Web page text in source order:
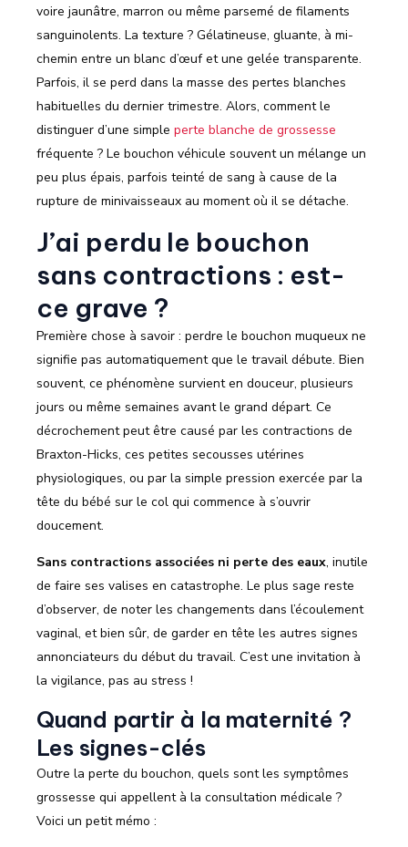
voire jaunâtre, marron ou même parsemé de filaments
sanguinolents. La texture ? Gélatineuse, gluante, à mi-
chemin entre un blanc d’œuf et une gelée transparente.
Parfois, il se perd dans la masse des pertes blanches
habituelles du dernier trimestre. Alors, comment le
distinguer d’une simple perte blanche de grossesse
fréquente ? Le bouchon véhicule souvent un mélange un
peu plus épais, parfois teinté de sang à cause de la
rupture de minivaisseaux au moment où il se détache.
J’ai perdu le bouchon
sans contractions : est-
ce grave ?
Première chose à savoir : perdre le bouchon muqueux ne
signifie pas automatiquement que le travail débute. Bien
souvent, ce phénomène survient en douceur, plusieurs
jours ou même semaines avant le grand départ. Ce
décrochement peut être causé par les contractions de
Braxton-Hicks, ces petites secousses utérines
physiologiques, ou par la simple pression exercée par la
tête du bébé sur le col qui commence à s’ouvrir
doucement.
Sans contractions associées ni perte des eaux, inutile
de faire ses valises en catastrophe. Le plus sage reste
d’observer, de noter les changements dans l’écoulement
vaginal, et bien sûr, de garder en tête les autres signes
annonciateurs du début du travail. C’est une invitation à
la vigilance, pas au stress !
Quand partir à la maternité ?
Les signes-clés
Outre la perte du bouchon, quels sont les symptômes
grossesse qui appellent à la consultation médicale ?
Voici un petit mémo :